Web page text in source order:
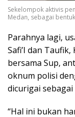
Sekelompok aktivis
Medan, sebagai
Parahnya lagi,
Safi’I dan
bersama Sup,
oknum polisi
dicurigai
“Hal ini bukan